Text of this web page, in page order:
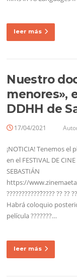
leer más
Nuestro
menores»,
DDHH de
17/04/2021
¡NOTICIA! Tenemos el
en el FESTIVAL DE
SEBASTIÁN
https://
????????????́???? ?? ??
Habrá coloquio
película ???????…
leer más